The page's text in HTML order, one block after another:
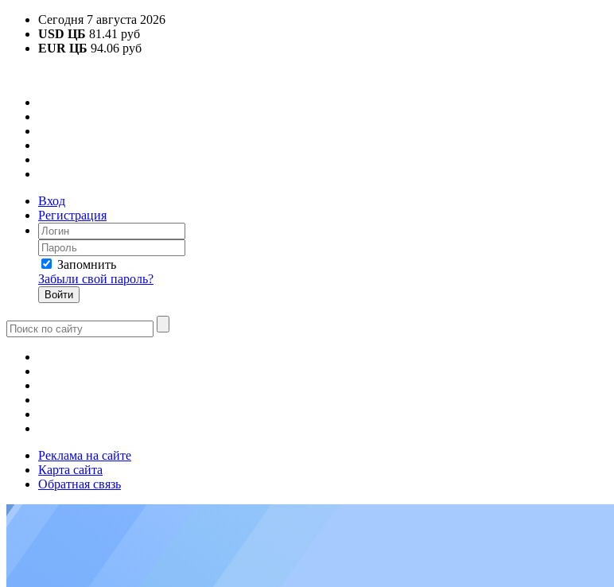
Сегодня 7 августа 2026
USD ЦБ 81.41 руб
EUR ЦБ 94.06 руб
Вход
Регистрация
Запомнить
Забыли свой пароль?
Реклама на сайте
Карта сайта
Обратная связь